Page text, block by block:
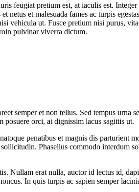
feugiat pretium est, at iaculis est.
et malesuada fames ac turpis
vehicula ut. Fusce pretium nisi purus,
pulvinar viverra dictum.
semper et non tellus. Sed tempus urna
posuere orci, at dignissim lacus sagittis ut.
penatibus et magnis dis parturient
Phasellus commodo interdum
Nullam erat nulla, auctor id lectus id,
In quis turpis ac sapien semper